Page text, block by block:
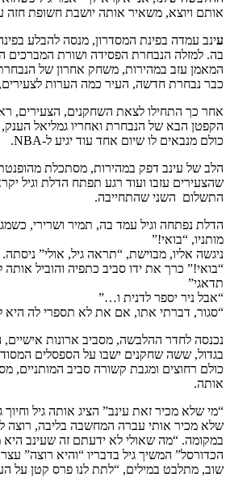
אותם ויוצא, משאיר אותה יושבת חשופת חזה
עינב עמדה בפינת המסדרון, מנסה להבלע
בה. למזלה הנבחרת הפסידה ושורת המברכים
המאמן עזב במהירות, משחק אחרון של
כבר נבחרת חדשה, העיר כמה הערות
אחר כך התחילו לצאת השחקנים, הצעירים,
הקפטן הבא של הנבחרת ואחריו גמליאל
כולם מנבאים לו שיום אחד עוד יגיע ל-NBA.
הלב של עינב דפק במהירות, מסתכלת
שהצעירים עזבו ועוד רגע תפתח הדלת וגיל
התשלום השני שהתחייבה.
הדלת נפתחה וגיל עמד בה, תמיר ושרירי,
מותניו, “בואי!”
ניגשה אליו, מבוישת, “תראה גיל, אולי” ניסתה.
“בואי!” כרך את ידו סביב כתפיה והוביל
תדאגי”
“אבל ניר יספר לדנית ו…”
“סגור, דברתי אתו, אם את לא תספרי לה היא
נכנסה לחדר ההלבשה, מסביב ארונות
בגדול, ששה שחקנים ישבו על הספסלים
כולם רחוצים ומגבת קשורה סביב המותניים,
אותה.
“מי שלא מכיר זאת עינב” הציג אותה גיל וחיוך
שלא מכיר אותי עברה המחשבה בליבה, רוצה
במקומה. “מה שאולי לא ידעתם זה שעינב
הכדורסל” המשיך גיל בדבריו “והיא רוצה”
שוב, מתלבט במילים, “לתת לנו פרס קטן על